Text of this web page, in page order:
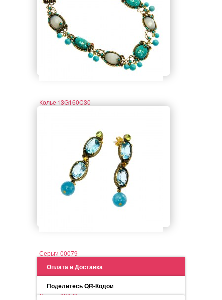
Колье 13G160C30
Серьги 00079
Серьги 00079
Оплата и Доставка
Поделитесь QR-Кодом